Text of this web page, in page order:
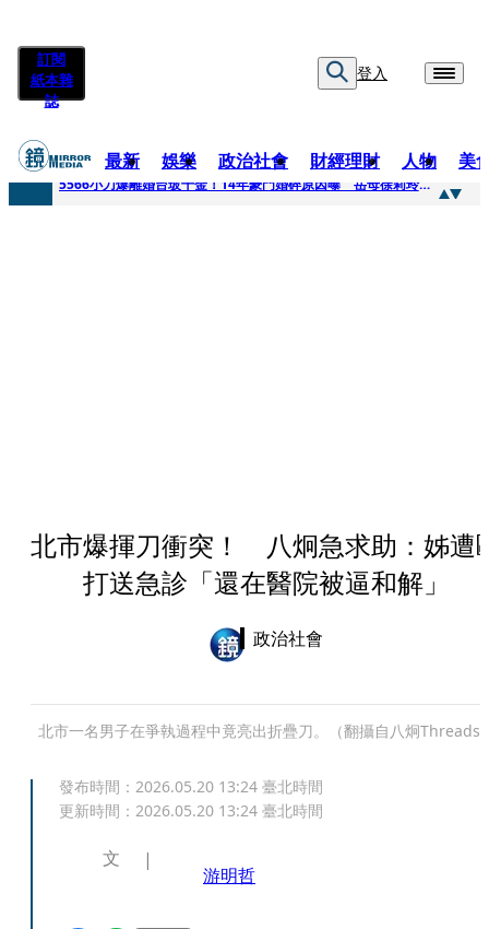
訂閱
紙本雜
誌
登入
最新 娛樂 政治社會 財經理財 人物 美
快訊
5566小刀爆離婚台玻千金！14年豪門婚碎原因曝 岳母徐莉玲風暴意外揭家族祕辛
北市爆揮刀衝突！ 八炯急求助：姊遭
打送急診「還在醫院被逼和解」
政治社會
北市一名男子在爭執過程中竟亮出折疊刀。（翻攝自八炯Threads
發布時間： 2026.05.20 13:24 臺北時間
更新時間： 2026.05.20 13:24 臺北時間
文
游明哲